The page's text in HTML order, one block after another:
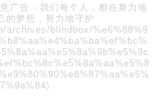
广告 - 我们每个人，都在努力地
的梦想，努力地守护
archives/blindbox/%e6%88%9